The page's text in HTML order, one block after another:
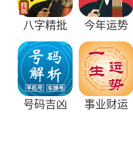
八字精批 今年运势
号码吉凶 事业财运